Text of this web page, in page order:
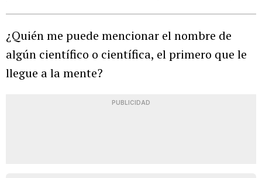
¿Quién me puede mencionar el nombre de
algún científico o científica, el primero que le
llegue a la mente?
PUBLICIDAD